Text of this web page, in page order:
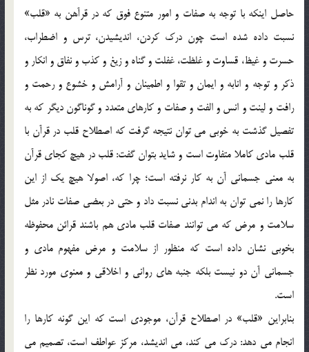
حاصل اينكه با توجه به صفات و امور متنوع فوق كه در قرآهن به «قلب»
نسبت داده شده است چون درك كردن، انديشيدن، ترس و اضطراب،
حسرت و غيظ، قساوت و غلظت، غفلت و گناه و زيغ و كذب و نفاق و انكار و
ذكر و توجه و انابه و ايمان و تقوا و اطمينان و آرامش و خشوع و رحمت و
رافت و لينت و انس و الفت و صفات و كارهاي متعدد و گوناگون ديگر كه به
تفصيل گذشت به خوبي مي توان نتيجه گرفت كه اصطلاح قلب در قرآن با
قلب مادي كاملا متفاوت است و شايد بتوان گفت: قلب در هيچ كجاي قرآن
به معني جسماني آن به كار نرفته است؛ چرا كه، اصولا هيچ يك از اين
كارها را نمي توان به اندام بدني نسبت داد و حتي در بعضي صفات نادر مثل
سلامت و مرض كه مي توانند صفات قلب مادي هم باشند قرائن محفوظه
بخوبي نشان داده است كه منظور از سلامت و مرض مفهوم مادي و
جسماني آن دو نيست بلكه جنبه هاي رواني و اخلاقي و معنوي مورد نظر
است.
بنابراين «قلب» در اصطلاح قرآن، موجودي است كه اين گونه كارها را
انجام مي دهد: درك مي كند، مي انديشد، مركز عواطف است، تصميم مي